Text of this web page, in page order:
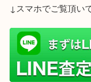
グをお買取りさせ
ちょっとしたお買
有り難うござい